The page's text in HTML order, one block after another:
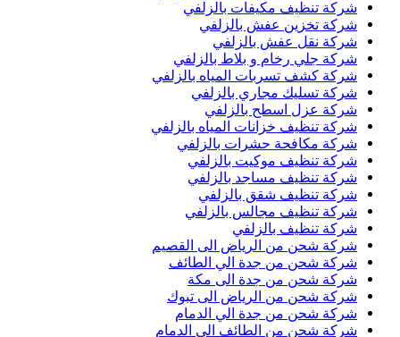
شركة تنظيف مكيفات بالزلفي
شركة تخزين عفش بالزلفي
شركة نقل عفش بالزلفي
شركة جلي رخام و بلاط بالزلفي
شركة كشف تسربات المياه بالزلفي
شركة تسليك مجاري بالزلفي
شركة عزل اسطح بالزلفي
شركة تنظيف خزانات المياه بالزلفي
شركة مكافحة حشرات بالزلفي
شركة تنظيف موكيت بالزلفي
شركة تنظيف مساجد بالزلفي
شركة تنظيف شقق بالزلفي
شركة تنظيف مجالس بالزلفي
شركة تنظيف بالزلفي
شركة شحن من الرياض الى القصيم
شركة شحن من جدة الي الطائف
شركة شحن من جدة الى مكة
شركة شحن من الرياض الى تبوك
شركة شحن من جدة الي الدمام
شركة شحن من الطائف الى الدمام